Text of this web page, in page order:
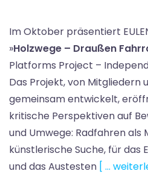
Im Oktober präsentiert
»Holzwege – Draußen
Platforms Project –
Das Projekt, von Mitgliedern
gemeinsam entwickelt,
kritische Perspektiven auf
und Umwege: Radfahren als
künstlerische Suche, für das
und das Austesten [ …